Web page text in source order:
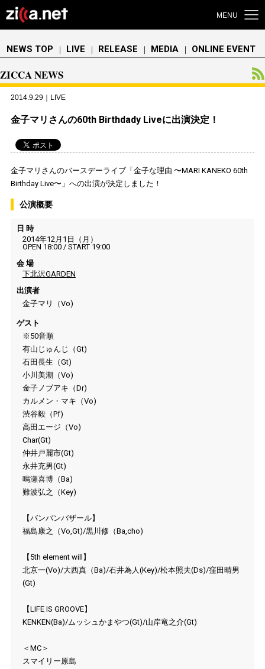
MENU
NEWS TOP ｜ LIVE ｜ RELEASE ｜ MEDIA ｜ ONLINE EVENT
ZICCA NEWS
2014.9.29｜LIVE
金子マリさんの60th Birthdady Liveに出演決定！
金子マリさんのバースデーライブ「金子な理由 〜MARI KANEKO 60th
Birthday Live〜」への出演が決定しました！
公演概要
日 時
2014年12月1日（月）
OPEN 18:00 / START 19:00
会 場
下北沢GARDEN
出演者
金子マリ（Vo)
ゲスト
※50音順
有山じゅんじ（Gt)
石田長生（Gt)
小川美潮（Vo)
金子ノブアキ（Dr)
カルメン・マキ（Vo)
渋谷毅（Pf)
高田エージ（Vo)
Char(Gt)
仲井戸麗市(Gt)
永井充男(Gt)
鳴瀬喜博（Ba)
難波弘之（Key)
【バンバンバザール】
福島康之（Vo,Gt)/黒川修（Ba,cho)
【5th element will】
北京一(Vo)/大西真（Ba)/石井為人(Key)/松本照夫(Ds)/窪田晴男
(Gt)
【LIFE IS GROOVE】
KENKEN(Ba)/ムッシュかまやつ(Gt)/山岸竜之介(Gt)
＜MC＞
スマイリー原島